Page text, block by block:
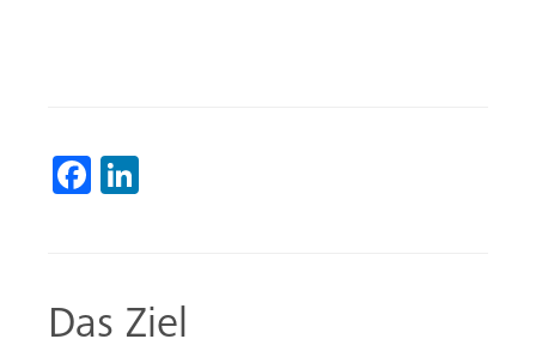
Das Ziel
Fa
ok